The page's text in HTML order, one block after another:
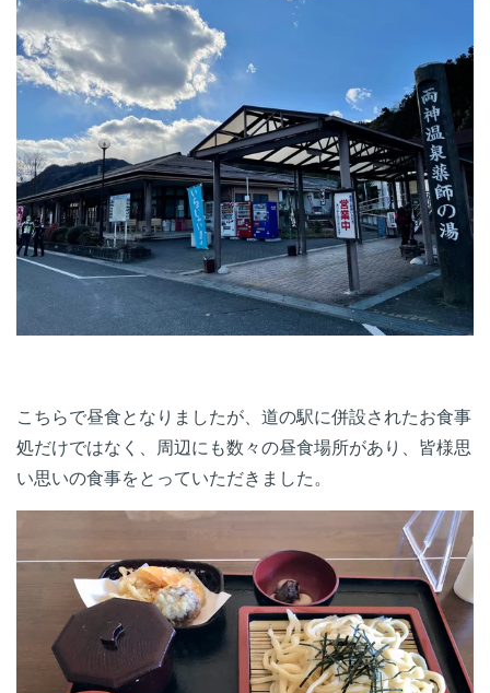
こちらで昼食となりましたが、道の駅に併設されたお食事
処だけではなく、周辺にも数々の昼食場所があり、皆様思
い思いの食事をとっていただきました。